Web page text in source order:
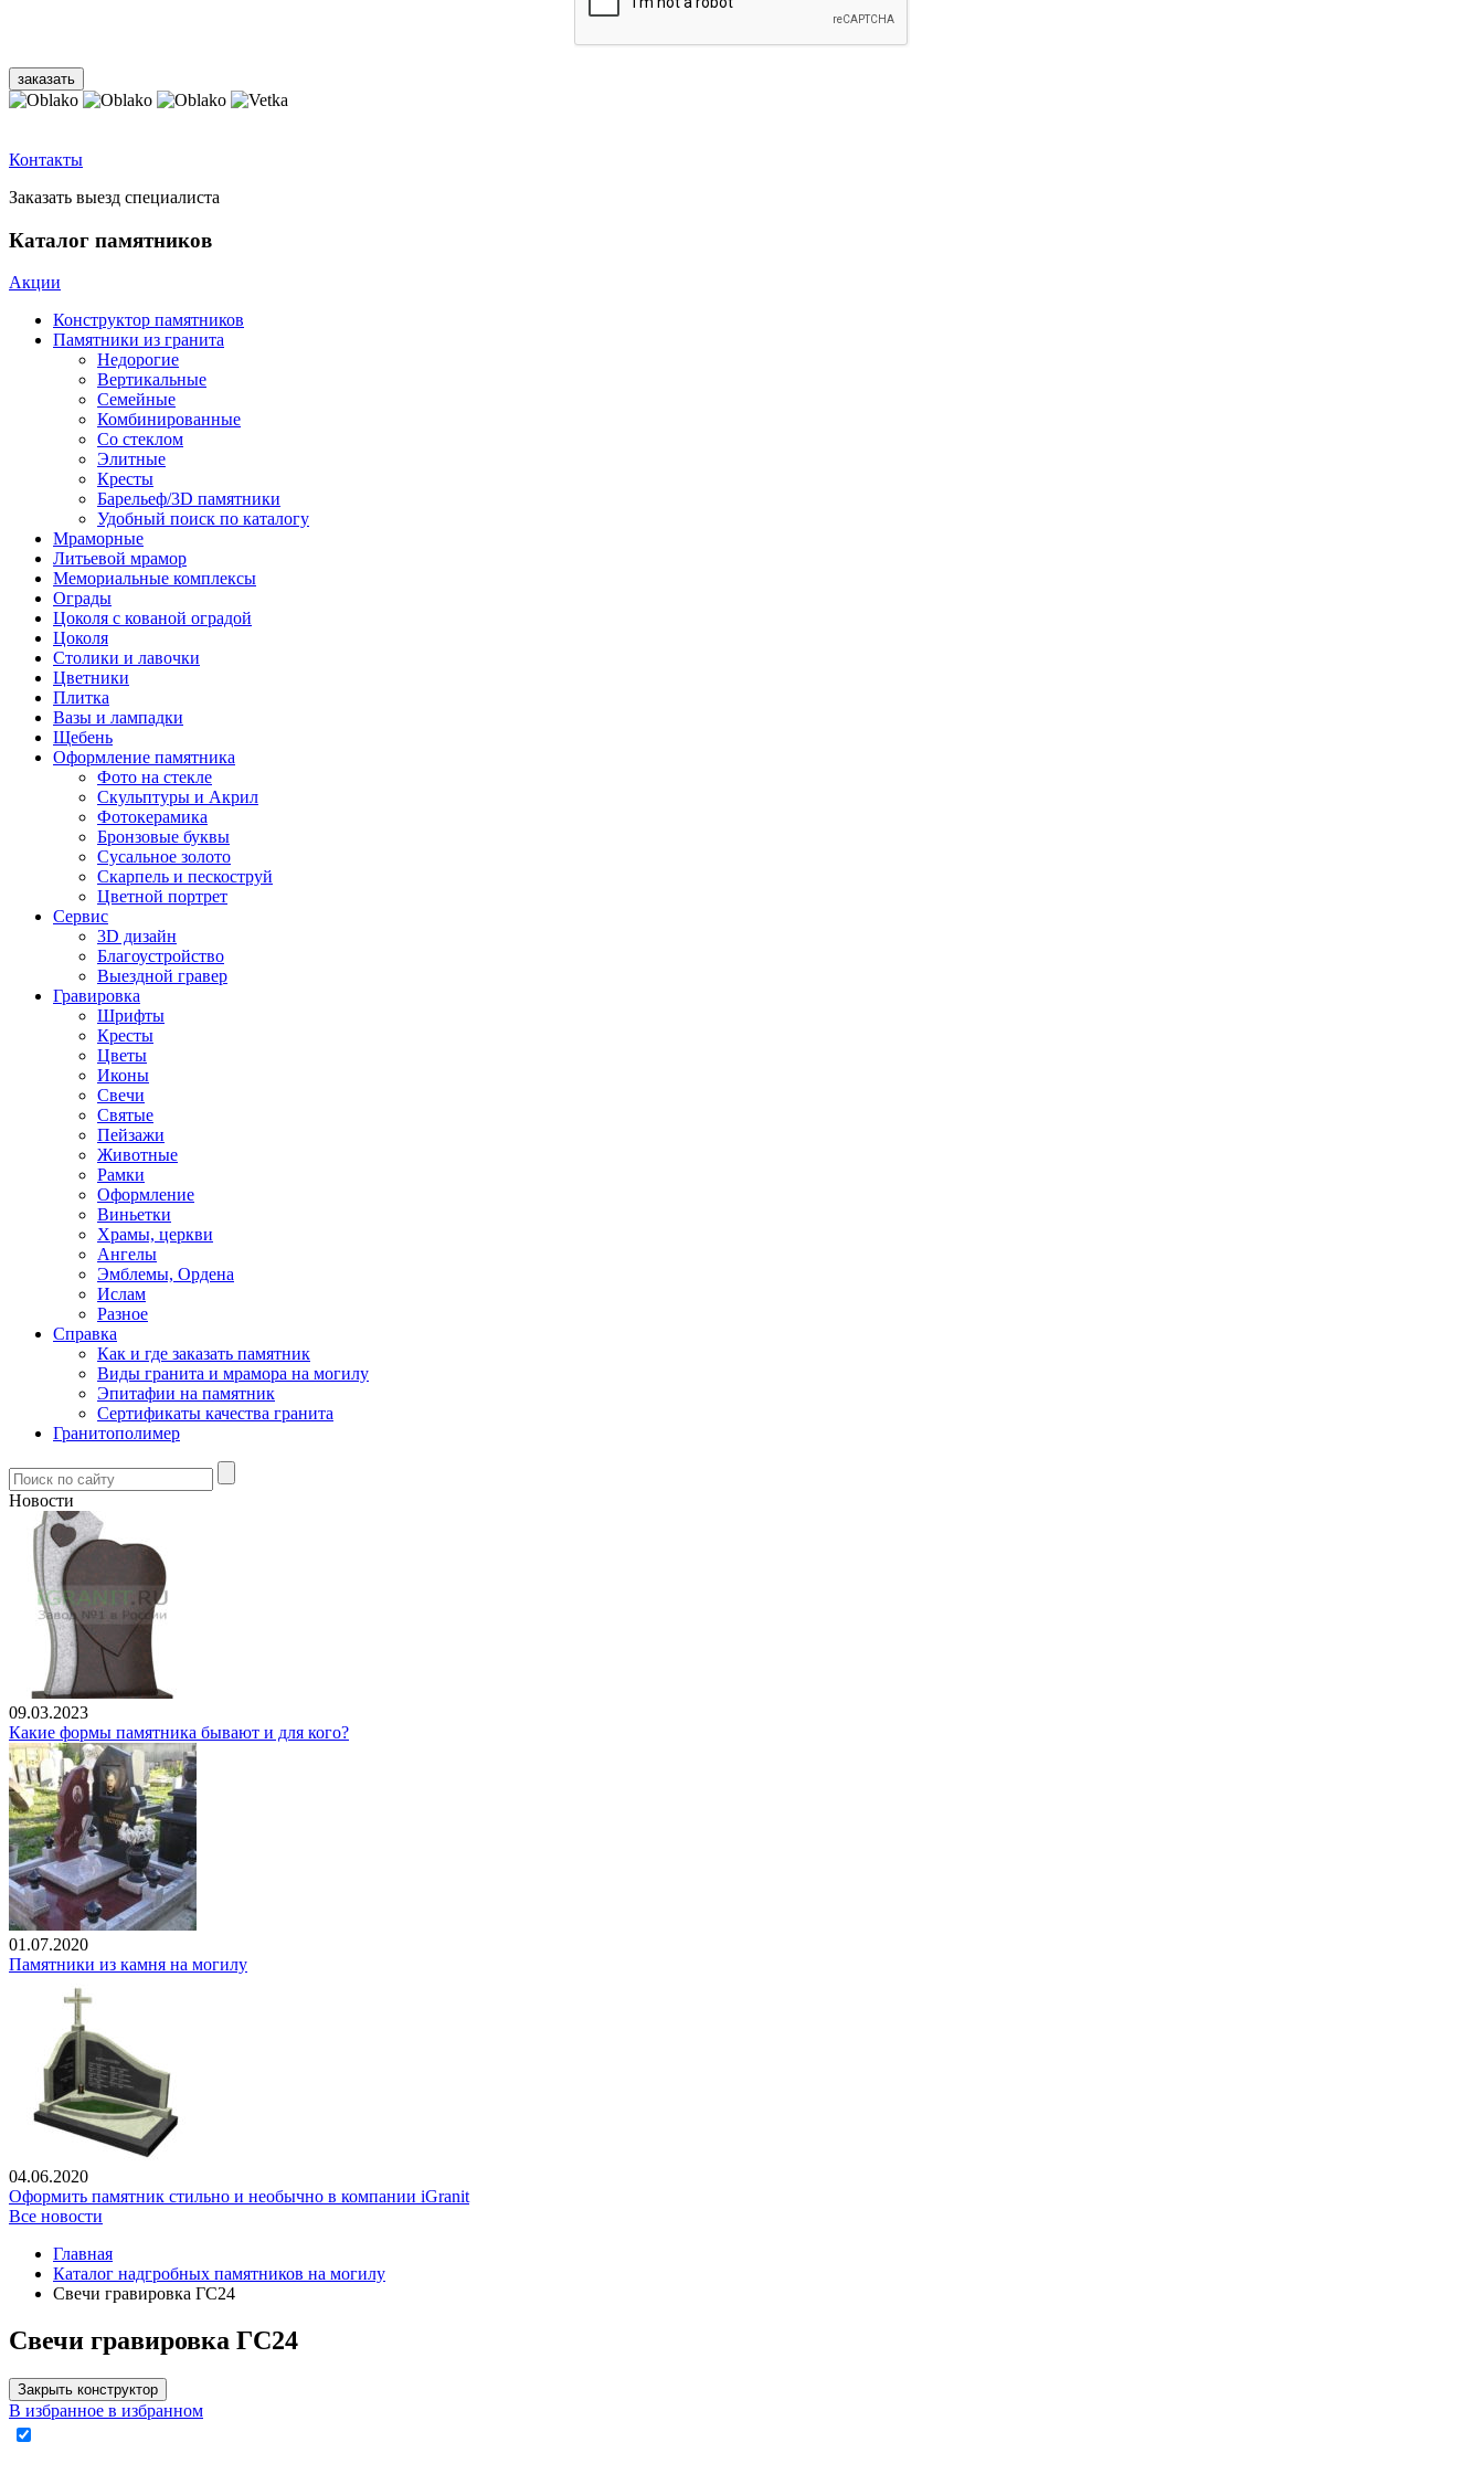
Контакты
Заказать выезд специалиста
Каталог памятников
Акции
Конструктор памятников
Памятники из гранита
Недорогие
Вертикальные
Семейные
Комбинированные
Со стеклом
Элитные
Кресты
Барельеф/3D памятники
Удобный поиск по каталогу
Мраморные
Литьевой мрамор
Мемориальные комплексы
Ограды
Цоколя с кованой оградой
Цоколя
Столики и лавочки
Цветники
Плитка
Вазы и лампадки
Щебень
Оформление памятника
Фото на стекле
Скульптуры и Акрил
Фотокерамика
Бронзовые буквы
Сусальное золото
Скарпель и пескоструй
Цветной портрет
Сервис
3D дизайн
Благоустройство
Выездной гравер
Гравировка
Шрифты
Кресты
Цветы
Иконы
Свечи
Святые
Пейзажи
Животные
Рамки
Оформление
Виньетки
Храмы, церкви
Ангелы
Эмблемы, Ордена
Ислам
Разное
Справка
Как и где заказать памятник
Виды гранита и мрамора на могилу
Эпитафии на памятник
Сертификаты качества гранита
Гранитополимер
Новости
09.03.2023
Какие формы памятника бывают и для кого?
01.07.2020
Памятники из камня на могилу
04.06.2020
Оформить памятник стильно и необычно в компании iGranit
Все новости
Главная
Каталог надгробных памятников на могилу
Свечи гравировка ГС24
Свечи гравировка ГС24
Закрыть конструктор
В избранное в избранном